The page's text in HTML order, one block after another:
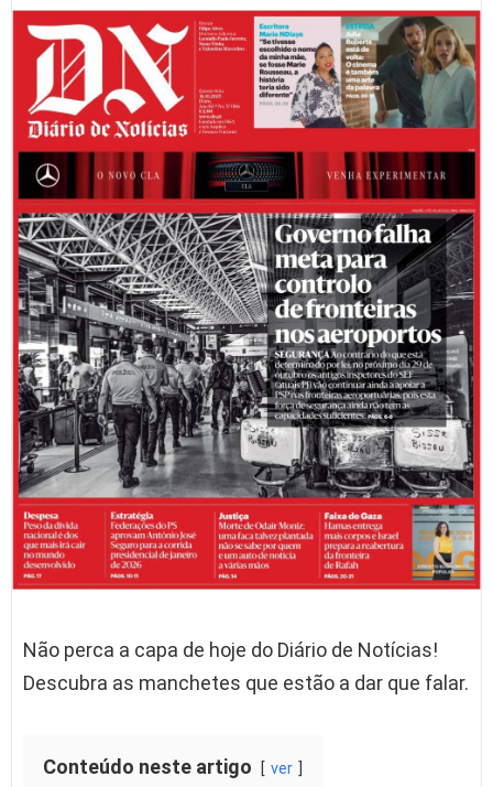
Não perca a capa de hoje do Diário de Notícias!
Descubra as manchetes que estão a dar que falar.
Conteúdo neste artigo ver